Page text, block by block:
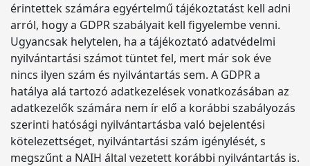
érintettek számára egyértelmű tájékoztatást kell adni
arról, hogy a GDPR szabályait kell figyelembe venni.
Ugyancsak helytelen, ha a tájékoztató adatvédelmi
nyilvántartási számot tüntet fel, mert már sok éve
nincs ilyen szám és nyilvántartás sem. A GDPR a
hatálya alá tartozó adatkezelések vonatkozásában az
adatkezelők számára nem ír elő a korábbi szabályozás
szerinti hatósági nyilvántartásba való bejelentési
kötelezettséget, nyilvántartási szám igénylését, s
megszűnt a NAIH által vezetett korábbi nyilvántartás is.